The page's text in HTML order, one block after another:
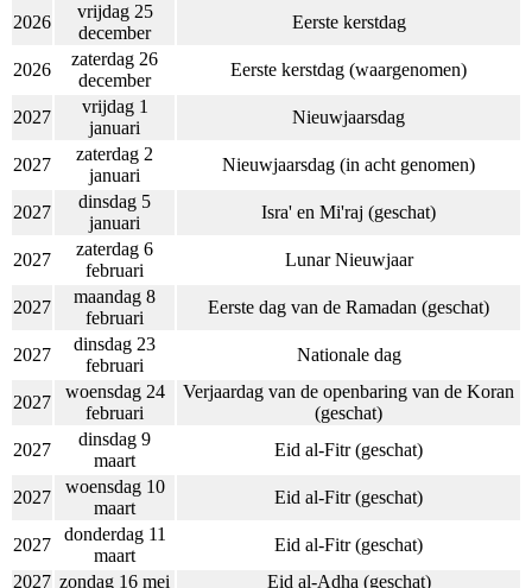
2026
vrijdag 25
december
Eerste kerstdag
2026
zaterdag 26
december
Eerste kerstdag (waargenomen)
2027
vrijdag 1
januari
Nieuwjaarsdag
2027
zaterdag 2
januari
Nieuwjaarsdag (in acht genomen)
2027
dinsdag 5
januari
Isra' en Mi'raj (geschat)
2027
zaterdag 6
februari
Lunar Nieuwjaar
2027
maandag 8
februari
Eerste dag van de Ramadan (geschat)
2027
dinsdag 23
februari
Nationale dag
2027
woensdag 24
februari
Verjaardag van de openbaring van de Koran
(geschat)
2027
dinsdag 9
maart
Eid al-Fitr (geschat)
2027
woensdag 10
maart
Eid al-Fitr (geschat)
2027
donderdag 11
maart
Eid al-Fitr (geschat)
2027 zondag 16 mei
Eid al-Adha (geschat)